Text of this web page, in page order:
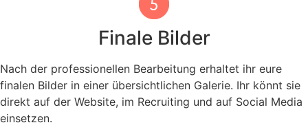
Finale Bilder
Nach der professionellen Bearbeitung erhaltet ihr eure
finalen Bilder in einer übersichtlichen Galerie. Ihr könnt sie
direkt auf der Website, im Recruiting und auf Social Media
einsetzen.